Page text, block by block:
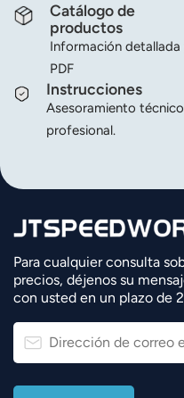
Catálogo de
productos
Información detallada
PDF
Instrucciones
Asesoramiento técnico
profesional.
Para cualquier consulta
precios, déjenos su
con usted en un plazo de